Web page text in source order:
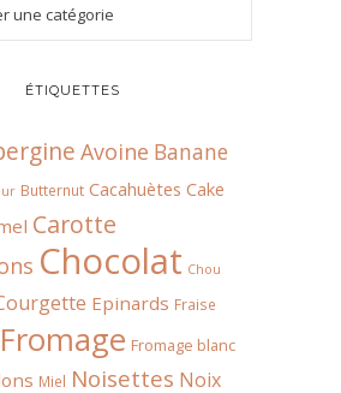
ÉTIQUETTES
Avoine Banane
Butternut Cacahuètes Cake
Carotte
Chocolat Chou
Epinards Fraise
Fromage Fromage blanc
Miel Noisettes Noix